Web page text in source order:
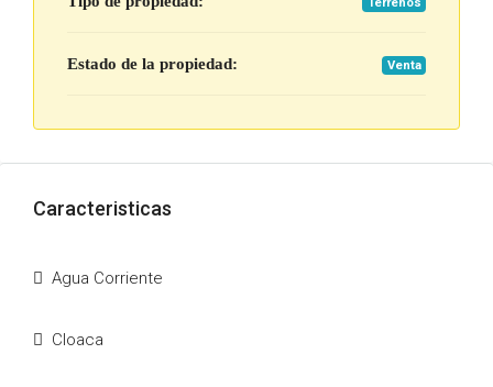
Estado de la propiedad: Venta
Caracteristicas
Agua Corriente
Cloaca